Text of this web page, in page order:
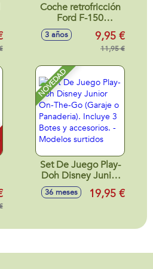
Coche retrofricción
Ford F-150
Mustang, Shelby
Super Snake, Astor
Martin Vantage
con luces y sonidos
- Modelos surtidos
3 años 9,95 €
11,95 €
NOVEDAD
Set De Juego Play-
Doh Disney Junior
On-The-Go (Garaje
o Panaderia).
Modelos surtidos
36 meses 19,95 €